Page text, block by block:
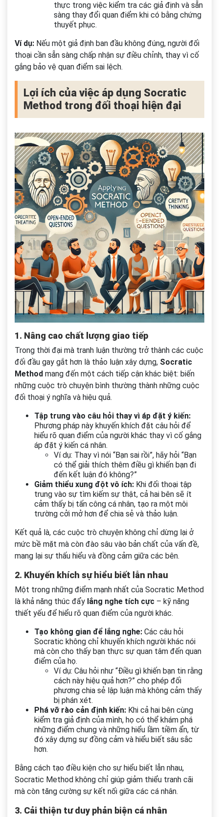
thực trong việc kiểm tra các giả định và sẵn
sàng thay đổi quan điểm khi có bằng chứng
thuyết phục.
Ví dụ: Nếu một giả định ban đầu không đúng, người đối
thoại cần sẵn sàng chấp nhận sự điều chỉnh, thay vì cố
gắng bảo vệ quan điểm sai lệch.
Lợi ích của việc áp dụng Socratic
Method trong đối thoại hiện đại
1. Nâng cao chất lượng giao tiếp
Trong thời đại mà tranh luận thường trở thành các cuộc
đối đầu gay gắt hơn là thảo luận xây dựng, Socratic
Method mang đến một cách tiếp cận khác biệt: biến
những cuộc trò chuyện bình thường thành những cuộc
đối thoại ý nghĩa và hiệu quả.
Tập trung vào câu hỏi thay vì áp đặt ý kiến:
Phương pháp này khuyến khích đặt câu hỏi để
hiểu rõ quan điểm của người khác thay vì cố gắng
áp đặt ý kiến cá nhân.
Ví dụ: Thay vì nói “Bạn sai rồi”, hãy hỏi “Bạn
có thể giải thích thêm điều gì khiến bạn đi
đến kết luận đó không?”
Giảm thiểu xung đột vô ích: Khi đối thoại tập
trung vào sự tìm kiếm sự thật, cả hai bên sẽ ít
cảm thấy bị tấn công cá nhân, tạo ra một môi
trường cởi mở hơn để chia sẻ và thảo luận.
Kết quả là, các cuộc trò chuyện không chỉ dừng lại ở
mức bề mặt mà còn đào sâu vào bản chất của vấn đề,
mang lại sự thấu hiểu và đồng cảm giữa các bên.
2. Khuyến khích sự hiểu biết lẫn nhau
Một trong những điểm mạnh nhất của Socratic Method
là khả năng thúc đẩy lắng nghe tích cực – kỹ năng
thiết yếu để hiểu rõ quan điểm của người khác.
Tạo không gian để lắng nghe: Các câu hỏi
Socratic không chỉ khuyến khích người khác nói
mà còn cho thấy bạn thực sự quan tâm đến quan
điểm của họ.
Ví dụ: Câu hỏi như “Điều gì khiến bạn tin rằng
cách này hiệu quả hơn?” cho phép đối
phương chia sẻ lập luận mà không cảm thấy
bị phán xét.
Phá vỡ rào cản định kiến: Khi cả hai bên cùng
kiểm tra giả định của mình, họ có thể khám phá
những điểm chung và những hiểu lầm tiềm ẩn, từ
đó xây dựng sự đồng cảm và hiểu biết sâu sắc
hơn.
Bằng cách tạo điều kiện cho sự hiểu biết lẫn nhau,
Socratic Method không chỉ giúp giảm thiểu tranh cãi
mà còn tăng cường sự kết nối giữa các cá nhân.
3. Cải thiện tư duy phản biện cá nhân